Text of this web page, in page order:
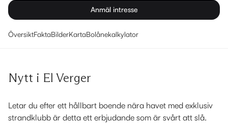
Anmäl intresse
ÖversiktFaktaBilderKartaBolånekalkylator
Nytt i El Verger
Letar du efter ett hållbart boende nära havet med exklusiv
strandklubb är detta ett erbjudande som är svårt att slå.